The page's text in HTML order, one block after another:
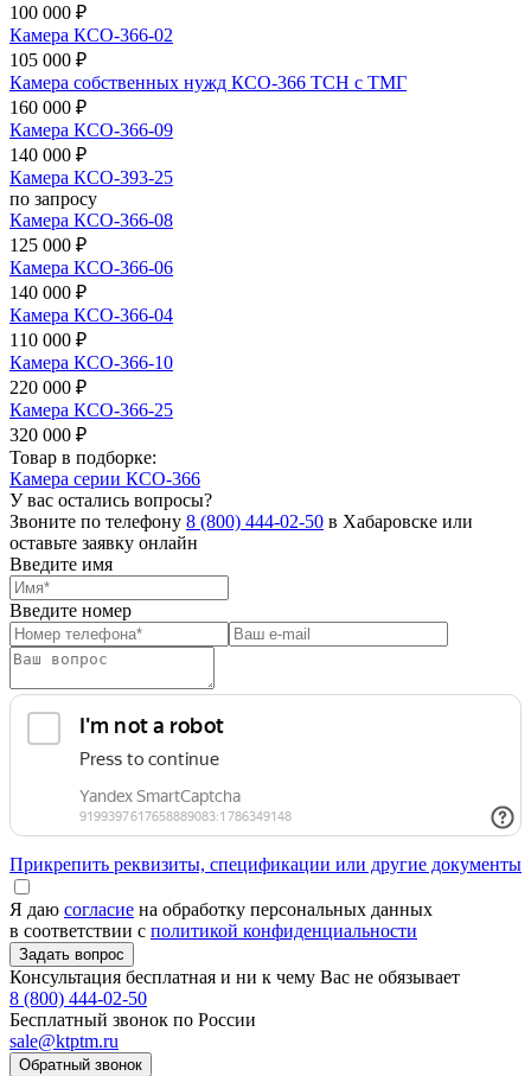
100 000 ₽
Камера КСО-366-02
105 000 ₽
Камера собственных нужд КСО-366 ТСН с ТМГ
160 000 ₽
Камера КСО-366-09
140 000 ₽
Камера КСО-393-25
по запросу
Камера КСО-366-08
125 000 ₽
Камера КСО-366-06
140 000 ₽
Камера КСО-366-04
110 000 ₽
Камера КСО-366-10
220 000 ₽
Камера КСО-366-25
320 000 ₽
Товар в подборке:
Камера серии КСО-366
У вас остались вопросы?
Звоните по телефону 8 (800) 444-02-50 в Хабаровске или
оставьте заявку онлайн
Введите имя
Введите номер
Прикрепить реквизиты, спецификации или другие документы
Я даю согласие на обработку персональных данных
в соответствии с политикой конфиденциальности
Консультация бесплатная и ни к чему Вас не обязывает
8 (800) 444-02-50
Бесплатный звонок по России
sale@ktptm.ru